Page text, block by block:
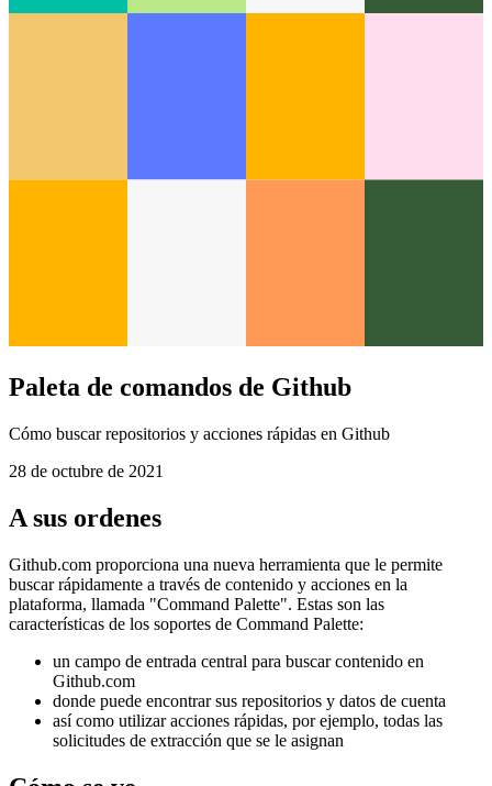
Paleta de comandos de Github
Cómo buscar repositorios y acciones rápidas en Github
28 de octubre de 2021
A sus ordenes
Github.com proporciona una nueva herramienta que le permite
buscar rápidamente a través de contenido y acciones en la
plataforma, llamada "Command Palette". Estas son las
características de los soportes de Command Palette: